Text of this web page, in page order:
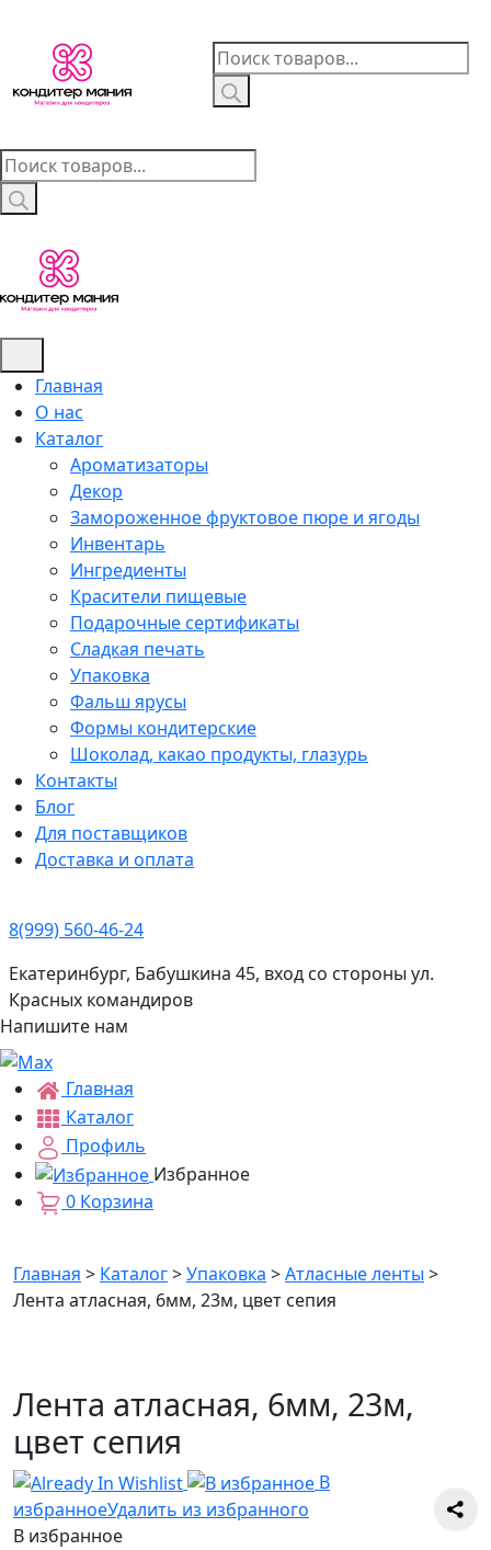
content
Поиск
товаров
Поиск
товаров
Главная
О нас
Каталог
Ароматизаторы
Декор
Замороженное фруктовое пюре и ягоды
Инвентарь
Ингредиенты
Красители пищевые
Подарочные сертификаты
Сладкая печать
Упаковка
Фальш ярусы
Формы кондитерские
Шоколад, какао продукты, глазурь
Контакты
Блог
Для поставщиков
Доставка и оплата
8(999) 560-46-24
Екатеринбург, Бабушкина 45, вход со стороны ул.
Красных командиров
Напишите нам
Главная
Каталог
Профиль
Избранное
0 Корзина
Главная > Каталог>Упаковка >Атласные ленты >
Лента атласная, 6мм, 23м, цвет сепия
Лента атласная, 6мм, 23м,
цвет сепия
В
избранноеУдалить из избранного
В избранное